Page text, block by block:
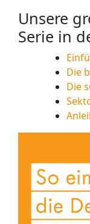
Unsere
Serie in
Die
Die